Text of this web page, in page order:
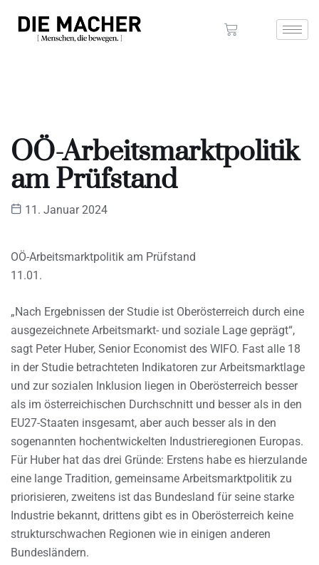
OÖ-Arbeitsmarktpolitik
am Prüfstand
11. Januar 2024
OÖ-Arbeitsmarktpolitik am Prüfstand
11.01.
„Nach Ergebnissen der Studie ist Oberösterreich durch eine
ausgezeichnete Arbeitsmarkt- und soziale Lage geprägt“,
sagt Peter Huber, Senior Economist des WIFO. Fast alle 18
in der Studie betrachteten Indikatoren zur Arbeitsmarktlage
und zur sozialen Inklusion liegen in Oberösterreich besser
als im österreichischen Durchschnitt und besser als in den
EU27-Staaten insgesamt, aber auch besser als in den
sogenannten hochentwickelten Industrieregionen Europas.
Für Huber hat das drei Gründe: Erstens habe es hierzulande
eine lange Tradition, gemeinsame Arbeitsmarktpolitik zu
priorisieren, zweitens ist das Bundesland für seine starke
Industrie bekannt, drittens gibt es in Oberösterreich keine
strukturschwachen Regionen wie in einigen anderen
Bundesländern.